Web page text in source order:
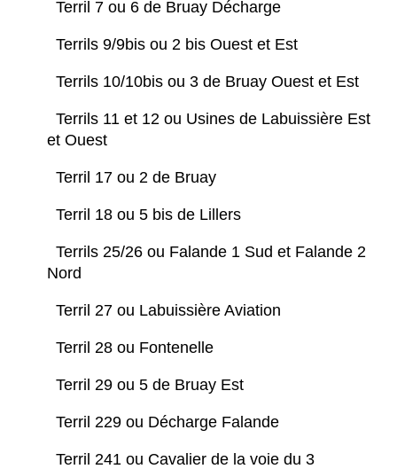
Terril 7 ou 6 de Bruay Décharge
Terrils 9/9bis ou 2 bis Ouest et Est
Terrils 10/10bis ou 3 de Bruay Ouest et Est
Terrils 11 et 12 ou Usines de Labuissière Est
et Ouest
Terril 17 ou 2 de Bruay
Terril 18 ou 5 bis de Lillers
Terrils 25/26 ou Falande 1 Sud et Falande 2
Nord
Terril 27 ou Labuissière Aviation
Terril 28 ou Fontenelle
Terril 29 ou 5 de Bruay Est
Terril 229 ou Décharge Falande
Terril 241 ou Cavalier de la voie du 3